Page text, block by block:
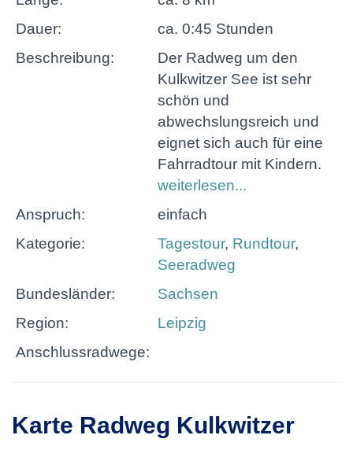
Dauer:
ca. 0:45 Stunden
Beschreibung:
Der Radweg um den
Kulkwitzer See ist sehr
schön und
abwechslungsreich und
eignet sich auch für eine
Fahrradtour mit Kindern.
weiterlesen...
Anspruch:
einfach
Kategorie:
Tagestour, Rundtour,
Seeradweg
Bundesländer:
Sachsen
Region:
Leipzig
Anschlussradwege:
Karte Radweg Kulkwitzer